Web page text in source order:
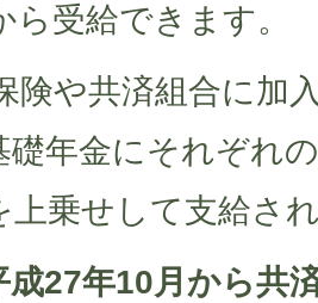
ら受給できます。
険や共済組合に加
礎年金にそれぞれ
上乗せして支給さ
成27年10月から共